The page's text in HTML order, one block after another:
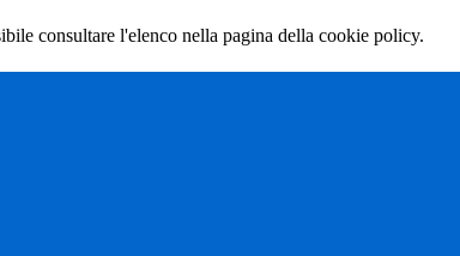
consultare l'elenco nella pagina della cookie policy.